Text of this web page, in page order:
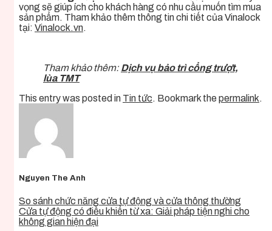
vọng sẽ giúp ích cho khách hàng có nhu cầu muốn tìm mua
sản phẩm. Tham khảo thêm thông tin chi tiết của Vinalock
tại: Vinalock.vn.
Tham khảo thêm: Dịch vụ bảo trì cổng trượt,
lùa TMT
This entry was posted in Tin tức. Bookmark thepermalink.
Nguyen The Anh
So sánh chức năng cửa tự động và cửa thông thường
Cửa tự động có điều khiển từ xa: Giải pháp tiện nghi cho
không gian hiện đại